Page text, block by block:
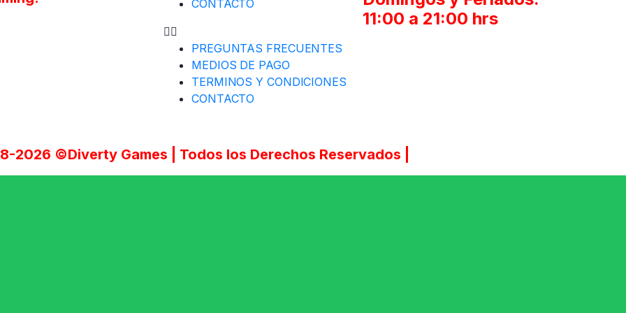
CONTACTO
PREGUNTAS FRECUENTES
MEDIOS DE PAGO
TERMINOS Y CONDICIONES
CONTACTO
11:00 a 21:00 hrs
2026 ©Diverty Games | Todos los Derechos Reservados |